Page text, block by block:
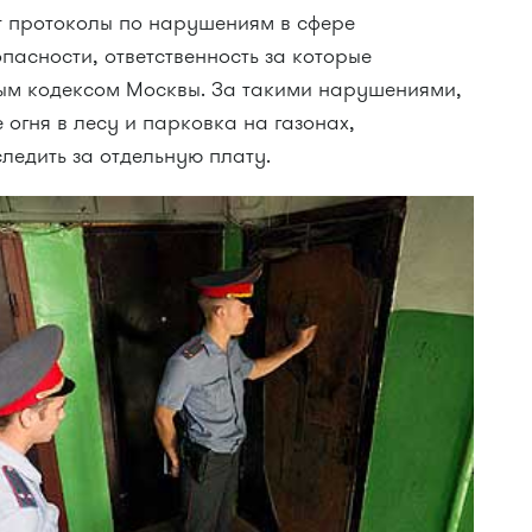
протоколы по нарушениям в сфере
ответственность за которые
кодексом Москвы. За такими нарушениями,
в лесу и парковка на газонах,
за отдельную плату.